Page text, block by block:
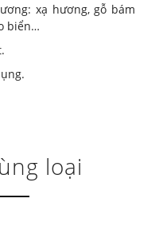
xạ hương, gỗ bám
biển…
loại